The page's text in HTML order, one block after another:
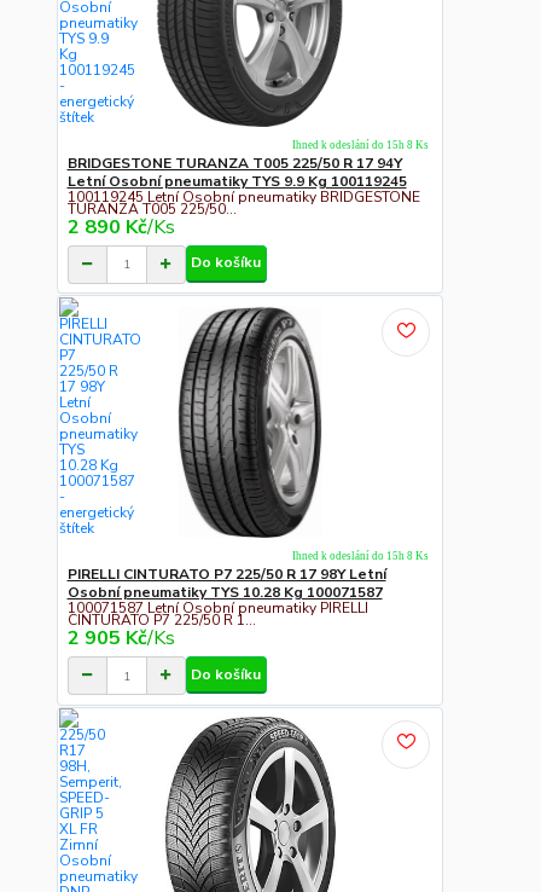
BRIDGESTONE TURANZA T005 225/50 R 17 94Y
Letní Osobní pneumatiky TYS 9.9 Kg 100119245
100119245 Letní Osobní pneumatiky BRIDGESTONE
TURANZA T005 225/50...
2 890 Kč/Ks
Ihned k odeslání do 15h 8 Ks
Do košíku
PIRELLI CINTURATO P7 225/50 R 17 98Y Letní
Osobní pneumatiky TYS 10.28 Kg 100071587
100071587 Letní Osobní pneumatiky PIRELLI
CINTURATO P7 225/50 R 1...
2 905 Kč/Ks
Ihned k odeslání do 15h 8 Ks
Do košíku